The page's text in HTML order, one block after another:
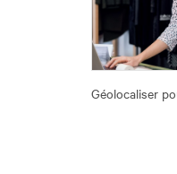
Géolocaliser